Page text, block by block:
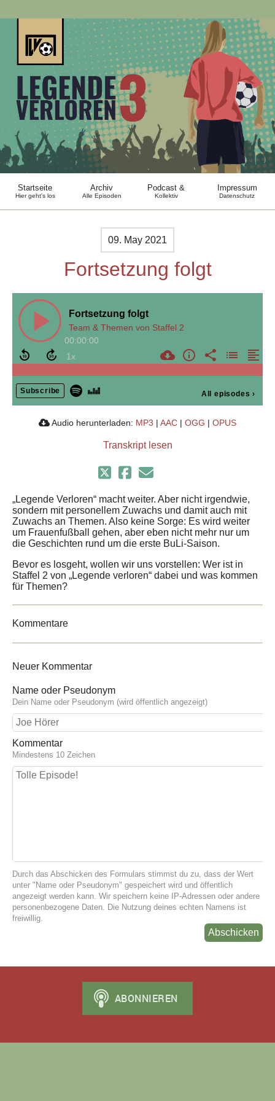
Startseite
Hier geht's los
Archiv
Alle Episoden
Podcast &
Kollektiv
Impressum
Datenschutz
09. May 2021
Fortsetzung folgt
Fortsetzung folgt
Team & Themen von Staffel 2
00:00:00
Subscribe All episodes ›
Audio herunterladen: MP3 | AAC | OGG | OPUS
Transkript lesen
„Legende Verloren“ macht weiter. Aber nicht irgendwie,
sondern mit personellem Zuwachs und damit auch mit
Zuwachs an Themen. Also keine Sorge: Es wird weiter
um Frauenfußball gehen, aber eben nicht mehr nur um
die Geschichten rund um die erste BuLi-Saison.
Bevor es losgeht, wollen wir uns vorstellen: Wer ist in
Staffel 2 von „Legende verloren“ dabei und was kommen
für Themen?
Kommentare
Neuer Kommentar
Name oder Pseudonym
Dein Name oder Pseudonym (wird öffentlich angezeigt)
Kommentar
Mindestens 10 Zeichen
Durch das Abschicken des Formulars stimmst du zu, dass der Wert
unter "Name oder Pseudonym" gespeichert wird und öffentlich
angezeigt werden kann. Wir speichern keine IP-Adressen oder andere
personenbezogene Daten. Die Nutzung deines echten Namens ist
freiwillig.
Abschicken